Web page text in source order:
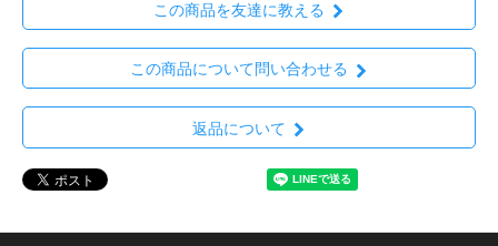
この商品を友達に教える
この商品について問い合わせる
返品について